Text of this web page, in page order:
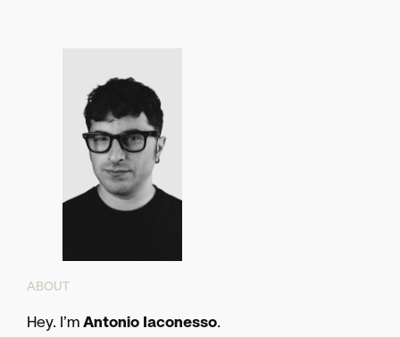
ABOUT
Hey. I’mAntonio Iaconesso.